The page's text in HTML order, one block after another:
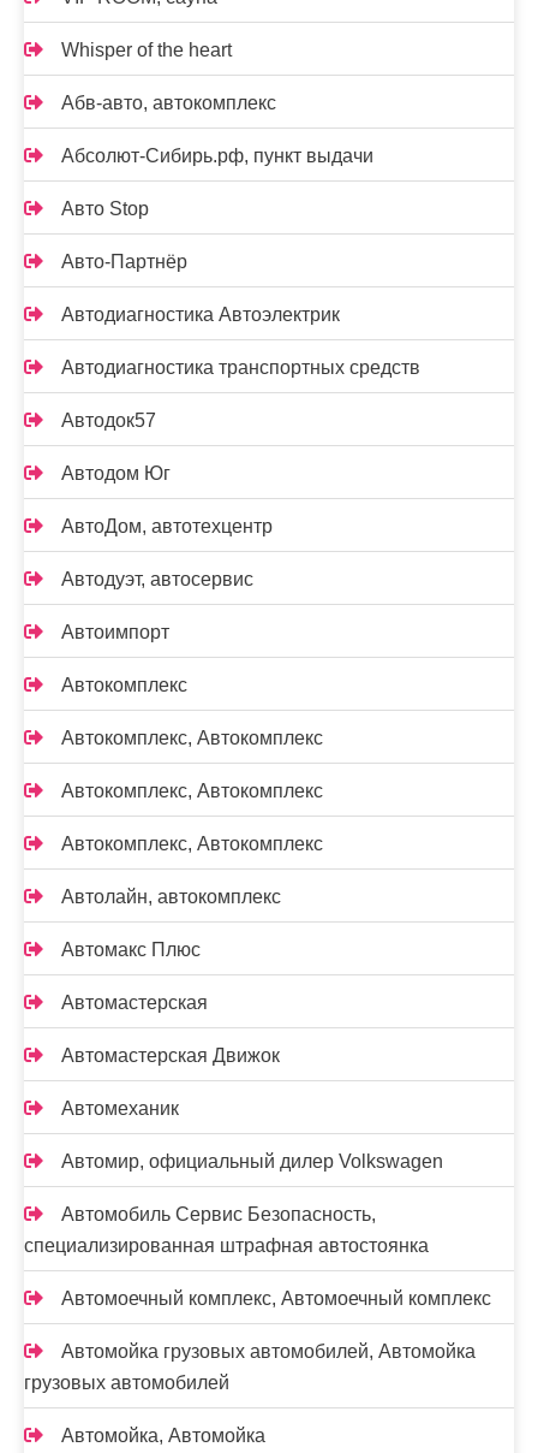
Whisper of the heart
Абв-авто, автокомплекс
Абсолют-Сибирь.рф, пункт выдачи
Авто Stop
Авто-Партнёр
Автодиагностика Автоэлектрик
Автодиагностика транспортных средств
Автодок57
Автодом Юг
АвтоДом, автотехцентр
Автодуэт, автосервис
Автоимпорт
Автокомплекс
Автокомплекс, Автокомплекс
Автокомплекс, Автокомплекс
Автокомплекс, Автокомплекс
Автолайн, автокомплекс
Автомакс Плюс
Автомастерская
Автомастерская Движок
Автомеханик
Автомир, официальный дилер Volkswagen
Автомобиль Сервис Безопасность,
специализированная штрафная автостоянка
Автомоечный комплекс, Автомоечный комплекс
Автомойка грузовых автомобилей, Автомойка
грузовых автомобилей
Автомойка, Автомойка